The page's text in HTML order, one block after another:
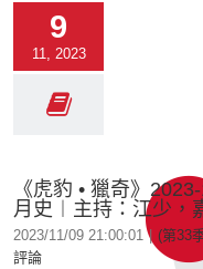
9
11, 2023
《虎豹 • 獵奇》
月史︱主持：江少，
2023/11/09 21:00:01 | (第33
評論